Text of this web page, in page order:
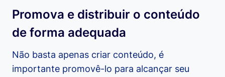
Promova e distribuir o conteúdo
de forma adequada
Não basta apenas criar conteúdo, é
importante promovê-lo para alcançar seu